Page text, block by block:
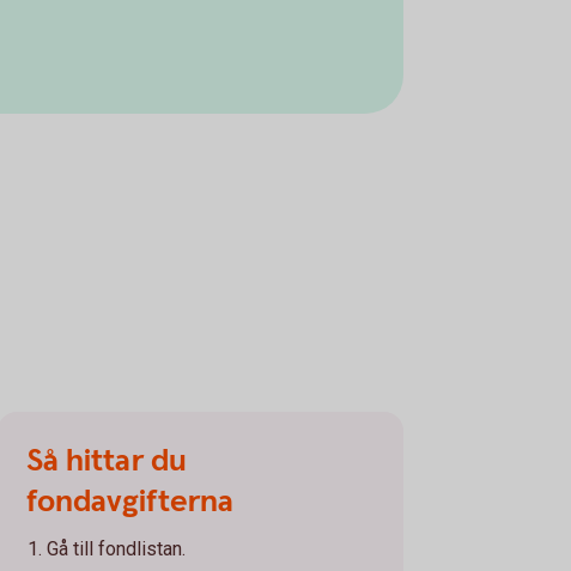
Så hittar du
fondavgifterna
Gå till fondlistan.